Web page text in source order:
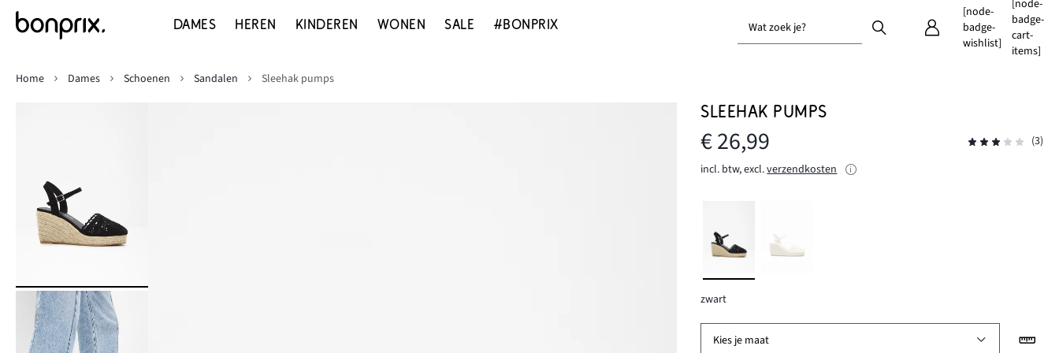
DAMES HEREN KINDEREN WONEN SALE #BONPRIX Wat zoek je?
[node-
badge-
wishlist]
[node-
badge-
cart-
items]
Home
Dames Schoenen Sandalen Sleehak pumps
SLEEHAK PUMPS
€ 26,99
(3)
incl. btw, excl.verzendkosten
zwart
Kies je maat